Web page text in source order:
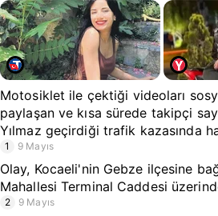
Motosiklet ile çektiği videoları
paylaşan ve kısa sürede takipçi
Yılmaz geçirdiği trafik kazasında
1 9 Mayıs
Olay, Kocaeli'nin Gebze ilçesine
Mahallesi Terminal Caddesi
2 9 Mayıs